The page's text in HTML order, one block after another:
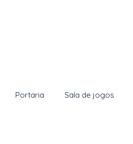
Portaria Sala de jogos